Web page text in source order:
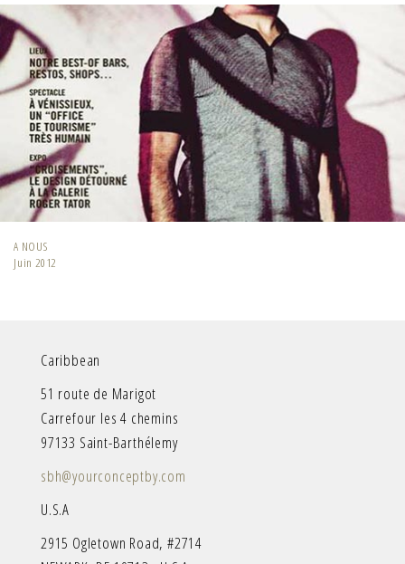
A NOUS
Juin 2012
Caribbean
51 route de Marigot
Carrefour les 4 chemins
97133 Saint-Barthélemy
sbh@yourconceptby.com
U.S.A
2915 Ogletown Road, #2714